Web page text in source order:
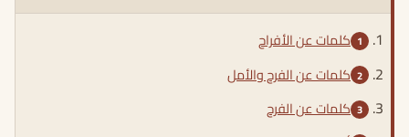
كلمات عن الأفراح
كلمات عن الفرح والأمل
كلمات عن الفرح